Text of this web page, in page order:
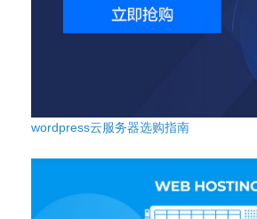
wordpress云服务器选购指南